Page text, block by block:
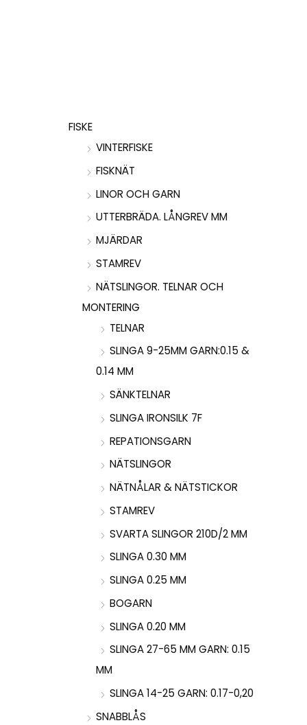
FISKE
VINTERFISKE
FISKNÄT
LINOR OCH GARN
UTTERBRÄDA. LÅNGREV MM
MJÄRDAR
STAMREV
NÄTSLINGOR. TELNAR OCH
MONTERING
TELNAR
SLINGA 9-25MM GARN:0.15 &
0.14 MM
SÄNKTELNAR
SLINGA IRONSILK 7F
REPATIONSGARN
NÄTSLINGOR
NÄTNÅLAR & NÄTSTICKOR
STAMREV
SVARTA SLINGOR 210D/2 MM
SLINGA 0.30 MM
SLINGA 0.25 MM
BOGARN
SLINGA 0.20 MM
SLINGA 27-65 MM GARN: 0.15
MM
SLINGA 14-25 GARN: 0.17-0,20
SNABBLÅS